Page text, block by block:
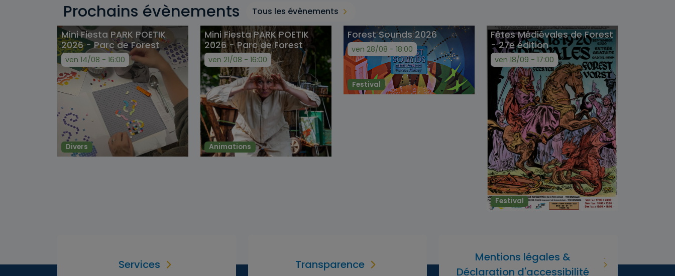
Prochains évènements Tous les évènements
Mini Fiesta PARK POETIK
2026 - Parc de Forest
ven 14/08 - 16:00
Divers
Mini Fiesta PARK POETIK
2026 - Parc de Forest
ven 21/08 - 16:00
Animations
Forest Sounds 2026
ven 28/08 - 18:00
Festival
Fêtes Médiévales de Forest
- 27e édition
ven 18/09 - 17:00
Festival
Services Transparence
Mentions légales &
Déclaration d'accessibilité